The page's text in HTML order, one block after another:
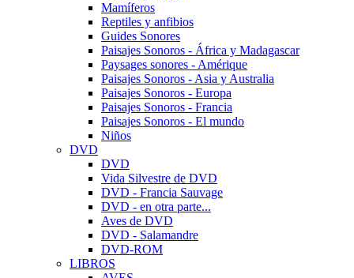
Mamíferos
Reptiles y anfibios
Guides Sonores
Paisajes Sonoros - África y Madagascar
Paysages sonores - Amérique
Paisajes Sonoros - Asia y Australia
Paisajes Sonoros - Europa
Paisajes Sonoros - Francia
Paisajes Sonoros - El mundo
Niños
DVD
DVD
Vida Silvestre de DVD
DVD - Francia Sauvage
DVD - en otra parte...
Aves de DVD
DVD - Salamandre
DVD-ROM
LIBROS